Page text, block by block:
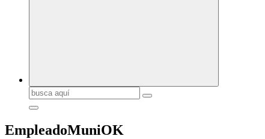
Buscar:
EmpleadoMuniOK